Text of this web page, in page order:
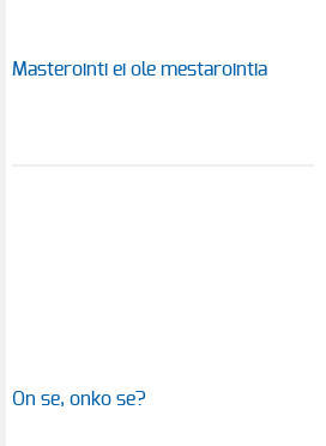
Masterointi ei ole mestarointia
On se, onko se?